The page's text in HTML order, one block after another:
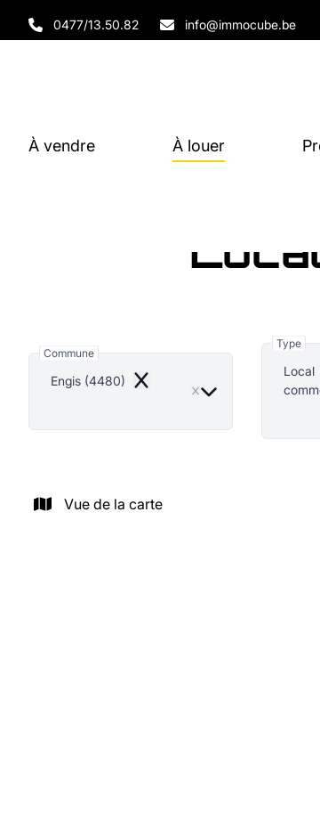
0477/13.50.82 info@immocube.be
À vendre À louer
Commune
Engis (4480)
Remove
Type
Local
Vue de la carte